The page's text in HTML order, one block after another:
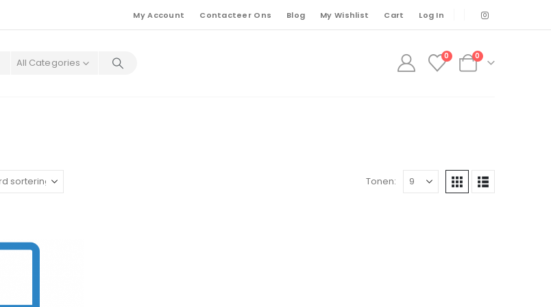
My Account Contacteer Ons Blog My Wishlist Cart Log In
All Categories
0 0
Tonen: